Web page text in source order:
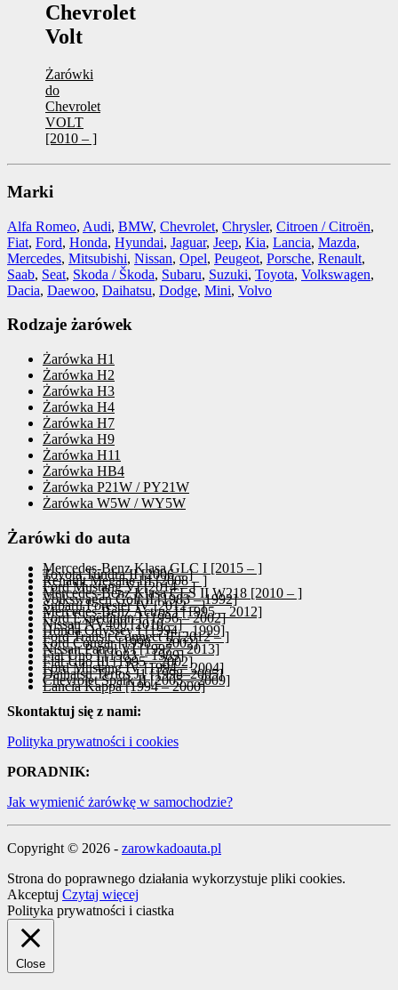
Chevrolet
Volt
Żarówki
do
Chevrolet
VOLT
[2010 – ]
Marki
Alfa Romeo, Audi, BMW, Chevrolet, Chrysler, Citroen / Citroën,
Fiat, Ford, Honda, Hyundai, Jaguar, Jeep, Kia, Lancia, Mazda,
Mercedes, Mitsubishi, Nissan, Opel, Peugeot, Porsche, Renault,
Saab, Seat, Skoda / Škoda, Subaru, Suzuki, Toyota, Volkswagen,
Dacia, Daewoo, Daihatsu, Dodge, Mini, Volvo
Rodzaje żarówek
Żarówka H1
Żarówka H2
Żarówka H3
Żarówka H4
Żarówka H7
Żarówka H9
Żarówka H11
Żarówka HB4
Żarówka P21W / PY21W
Żarówka W5W / WY5W
Żarówki do auta
Mercedes-Benz Klasa GLC I [2015 – ]
Toyota Tundra II [2006 – ]
Renault Megane III [2008 – ]
Ford Mustang VI [2014 – ]
Mercedes-Benz Klasa CLS II W218 [2010 – ]
Volkswagen Golf II [1983 – 1992]
Subaru Forester IV [2012 – ]
Mercedes-Benz Actros I [1995 – 2012]
Ford Expedition I [1996 – 2002]
Nissan NV400 [2010 – ]
Honda Odyssey I [1994 – 1999]
Ford Transit Connect II [2012 – ]
Ford Cougar [1998 – 2002]
Nissan Patrol VI [1997 – 2013]
Fiat Uno I [1983 – 1989]
Fiat Uno III [1995 – 2002]
Ford Mustang IV [1994 – 2004]
Daihatsu Terios J1 [1998–2005]
Chevrolet Spark II [2005 – 2009]
Lancia Kappa [1994 – 2000]
Skontaktuj się z nami:
Polityka prywatności i cookies
PORADNIK:
Jak wymienić żarówkę w samochodzie?
Copyright © 2026 - zarowkadoauta.pl
Strona do poprawnego działania wykorzystuje pliki cookies.
Akceptuj Czytaj więcej
Polityka prywatności i ciastka
Close